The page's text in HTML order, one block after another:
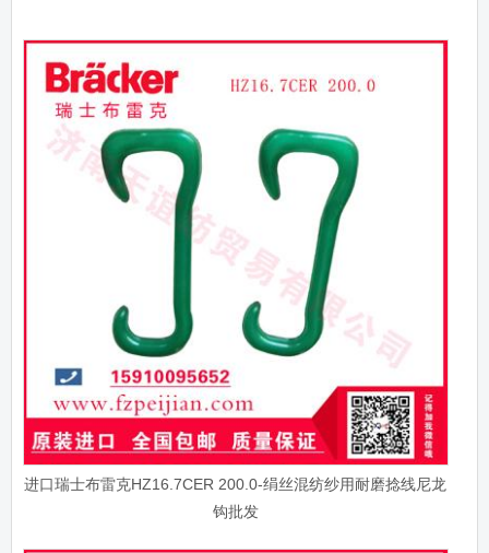
进口瑞士布雷克HZ16.7CER 200.0-绢丝混纺纱用耐磨捻线尼龙
钩批发